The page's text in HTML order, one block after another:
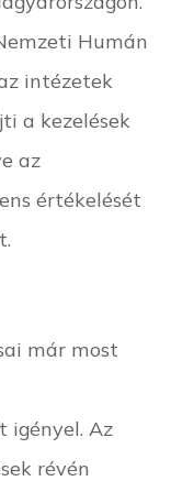
Humán
intézetek
a kezelések
az
értékelését
már most
igényel. Az
révén